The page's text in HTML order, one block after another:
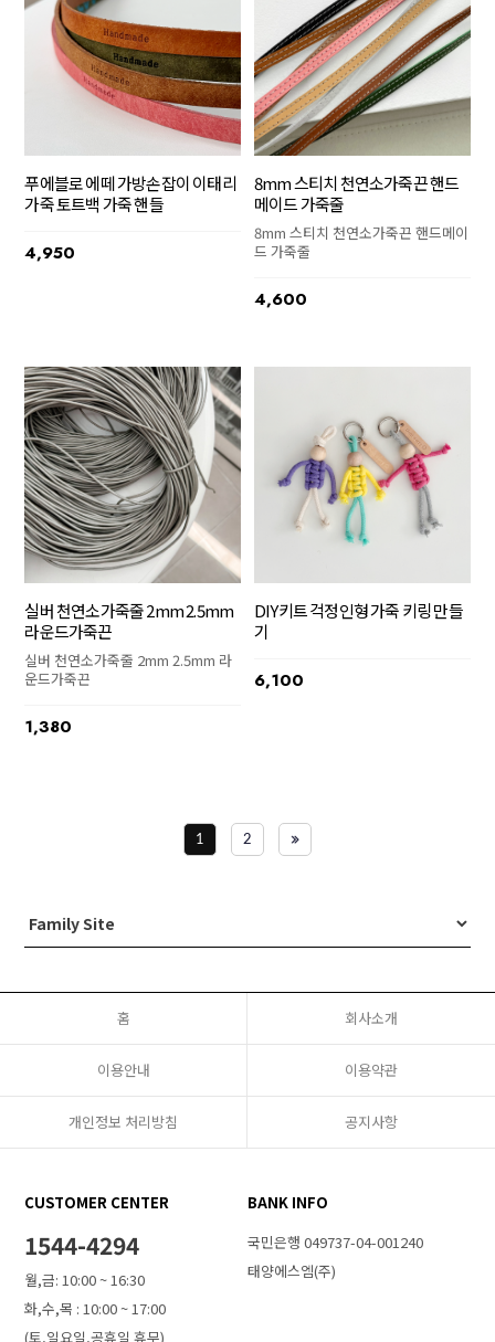
푸에블로 에떼 가방손잡이 이태리
가죽 토트백 가죽 핸들
4,950
8mm 스티치 천연소가죽끈 핸드
메이드 가죽줄
8mm 스티치 천연소가죽끈 핸드메이
드 가죽줄
4,600
실버 천연소가죽줄 2mm 2.5mm
라운드가죽끈
실버 천연소가죽줄 2mm 2.5mm 라
운드가죽끈
1,380
DIY키트 걱정인형 가죽 키링 만들
기
6,100
1 2
홈 회사소개
이용안내 이용약관
개인정보 처리방침 공지사항
CUSTOMER CENTER
1544-4294
월,금: 10:00 ~ 16:30
화,수,목 : 10:00 ~ 17:00
(토,일요일,공휴일 휴무)
BANK INFO
국민은행 049737-04-001240
태양에스엠(주)